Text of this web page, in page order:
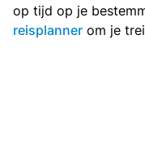
op tijd op je
reisplanner om je